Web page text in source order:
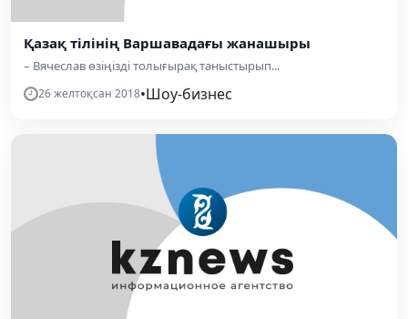
Қазақ тілінің Варшавадағы жанашыры
– Вячеслав өзіңізді толы­ғы­рақ таныстырып...
26 желтоқсан 2018•Шоу-бизнес